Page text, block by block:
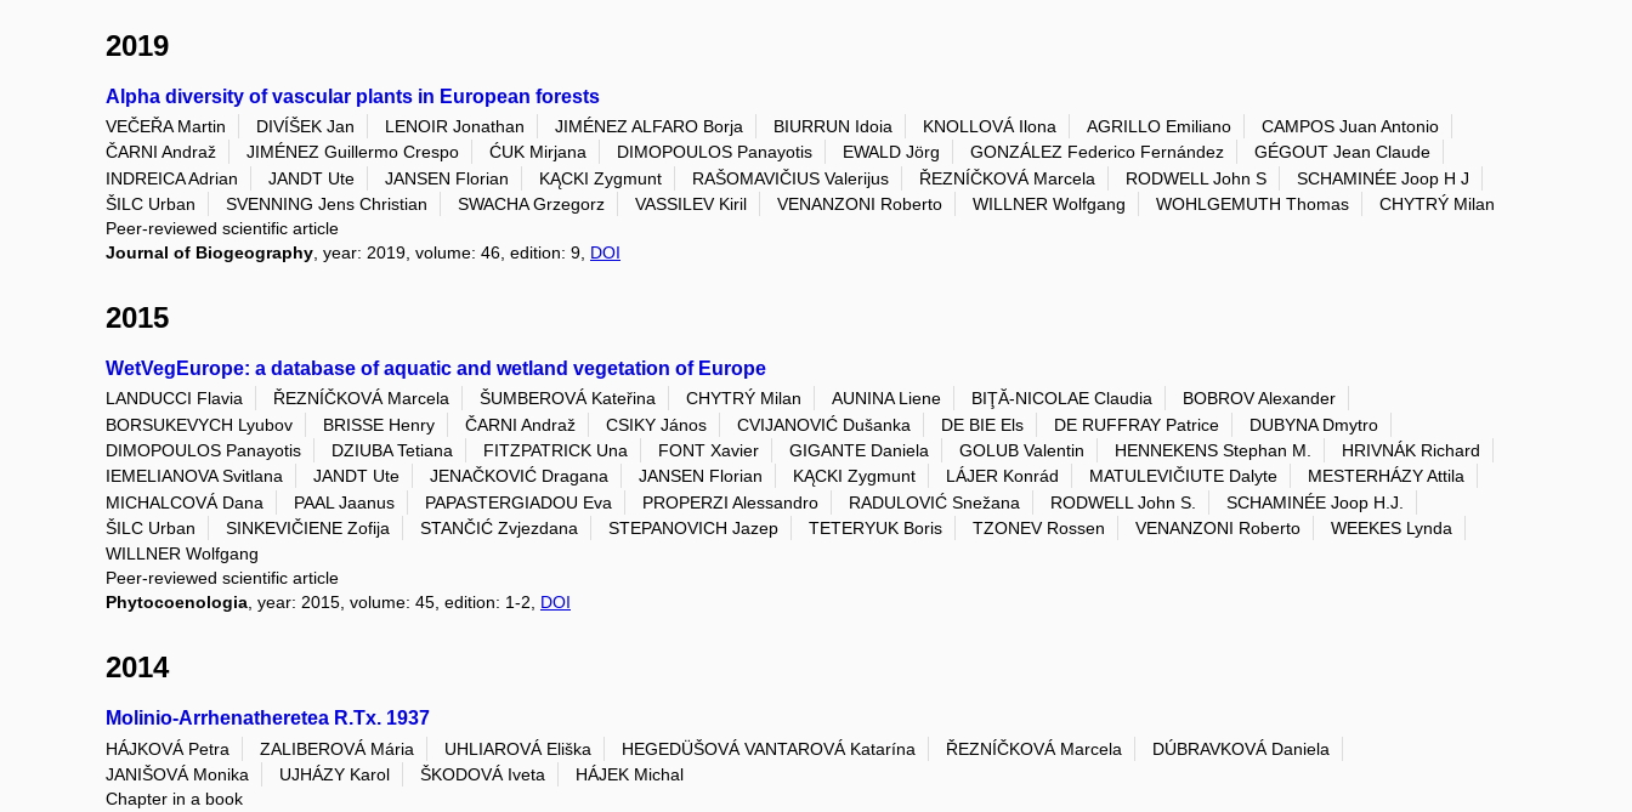
2019
Alpha diversity of vascular plants in European forests
VEČEŘA Martin DIVÍŠEK Jan LENOIR Jonathan JIMÉNEZ ALFARO Borja BIURRUN Idoia KNOLLOVÁ Ilona AGRILLO Emiliano
CAMPOS Juan Antonio
ČARNI Andraž
JIMÉNEZ Guillermo Crespo ĆUK Mirjana DIMOPOULOS Panayotis EWALD Jörg GONZÁLEZ Federico Fernández
GÉGOUT Jean Claude
INDREICA Adrian
JANDT Ute JANSEN Florian KĄCKI Zygmunt RAŠOMAVIČIUS Valerijus ŘEZNÍČKOVÁ Marcela RODWELL John S
SCHAMINÉE Joop H J
ŠILC Urban
SVENNING Jens Christian SWACHA Grzegorz VASSILEV Kiril VENANZONI Roberto WILLNER Wolfgang WOHLGEMUTH Thomas
CHYTRÝ Milan
Peer-reviewed scientific article
Journal of Biogeography , year: 2019, volume: 46, edition: 9, DOI
2015
WetVegEurope: a database of aquatic and wetland vegetation of Europe
LANDUCCI Flavia ŘEZNÍČKOVÁ Marcela ŠUMBEROVÁ Kateřina CHYTRÝ Milan AUNINA Liene BIŢĂ-NICOLAE Claudia
BOBROV Alexander
BORSUKEVYCH Lyubov
BRISSE Henry ČARNI Andraž CSIKY János CVIJANOVIĆ Dušanka DE BIE Els DE RUFFRAY Patrice
DUBYNA Dmytro
DIMOPOULOS Panayotis
DZIUBA Tetiana FITZPATRICK Una FONT Xavier GIGANTE Daniela GOLUB Valentin HENNEKENS Stephan M.
HRIVNÁK Richard
IEMELIANOVA Svitlana
JANDT Ute JENAČKOVIĆ Dragana JANSEN Florian KĄCKI Zygmunt LÁJER Konrád MATULEVIČIUTE Dalyte
MESTERHÁZY Attila
MICHALCOVÁ Dana
PAAL Jaanus PAPASTERGIADOU Eva PROPERZI Alessandro RADULOVIĆ Snežana RODWELL John S.
SCHAMINÉE Joop H.J.
ŠILC Urban
SINKEVIČIENE Zofija STANČIĆ Zvjezdana STEPANOVICH Jazep TETERYUK Boris TZONEV Rossen VENANZONI Roberto
WEEKES Lynda
WILLNER Wolfgang
Peer-reviewed scientific article
Phytocoenologia, year: 2015, volume: 45, edition: 1-2, DOI
2014
Molinio-Arrhenatheretea R.Tx. 1937
HÁJKOVÁ Petra ZALIBEROVÁ Mária UHLIAROVÁ Eliška HEGEDÜŠOVÁ VANTAROVÁ Katarína ŘEZNÍČKOVÁ Marcela
DÚBRAVKOVÁ Daniela
JANIŠOVÁ Monika
UJHÁZY Karol ŠKODOVÁ Iveta
HÁJEK Michal
Chapter in a book